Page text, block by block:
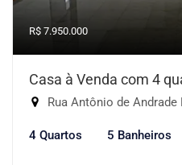
R$ 7.950.000
Casa à Venda com 4
Rua Antônio de Andrade
4 Quartos 5 Banheiros